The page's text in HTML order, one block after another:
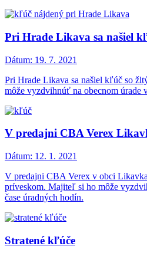
Pri Hrade Likava sa našiel
Dátum: 19. 7. 2021
Pri Hrade Likava sa našiel kľúč so
môže vyzdvihnúť na obecnom úrade
V predajni CBA Verex
Dátum: 12. 1. 2021
V predajni CBA Verex v obci
príveskom. Majiteľ si ho môže
čase úradných hodín.
Stratené kľúče